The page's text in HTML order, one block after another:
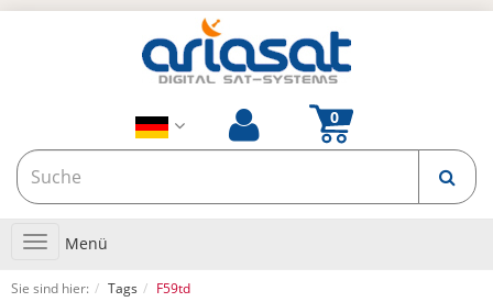
Toggle
navigation
Menü
Sie sind hier: Tags F59td